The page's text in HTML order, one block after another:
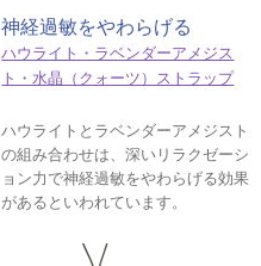
神経過敏をやわらげる
ハウライト・ラベンダーアメジス
ト・水晶（クォーツ）ストラップ
ハウライトとラベンダーアメジスト
の組み合わせは、深いリラクゼーシ
ョン力で神経過敏をやわらげる効果
があるといわれています。